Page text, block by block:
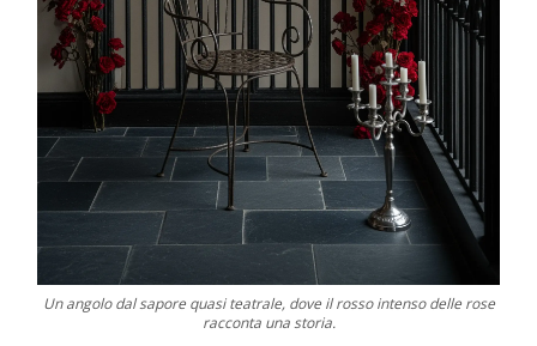
Un angolo dal sapore quasi teatrale, dove il rosso intenso delle rose
racconta una storia.